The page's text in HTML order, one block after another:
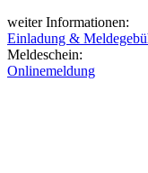
weiter Informationen:
Einladung &
Meldeschein:
Onlinemeldung